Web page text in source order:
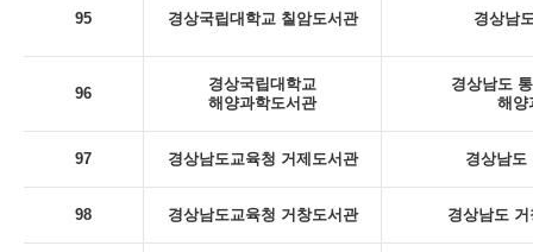
95 경상국립대학교 칠암도서관 경상남
96
경상국립대학교
해양과학도서관
경상남도
해양
97 경상남도교육청 거제도서관 경상남도
98 경상남도교육청 거창도서관 경상남도